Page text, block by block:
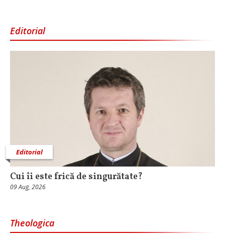
Editorial
Editorial
Cui îi este frică de singurătate?
09 Aug, 2026
Theologica